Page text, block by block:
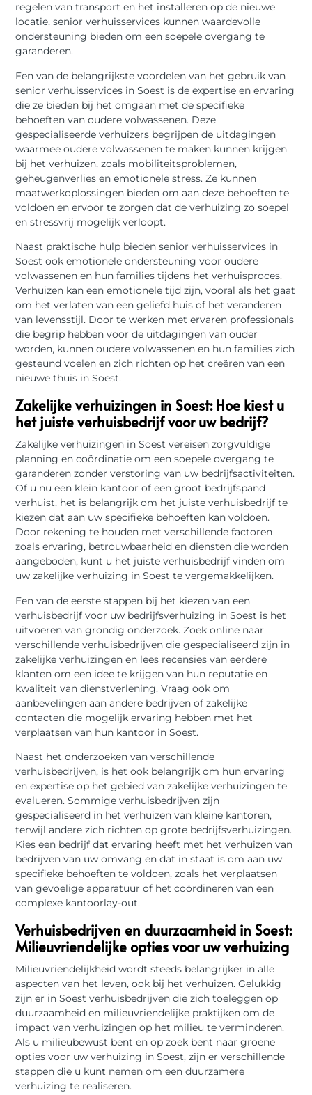
regelen van transport en het installeren op de nieuwe
locatie, senior verhuisservices kunnen waardevolle
ondersteuning bieden om een soepele overgang te
garanderen.
Een van de belangrijkste voordelen van het gebruik van
senior verhuisservices in Soest is de expertise en ervaring
die ze bieden bij het omgaan met de specifieke
behoeften van oudere volwassenen. Deze
gespecialiseerde verhuizers begrijpen de uitdagingen
waarmee oudere volwassenen te maken kunnen krijgen
bij het verhuizen, zoals mobiliteitsproblemen,
geheugenverlies en emotionele stress. Ze kunnen
maatwerkoplossingen bieden om aan deze behoeften te
voldoen en ervoor te zorgen dat de verhuizing zo soepel
en stressvrij mogelijk verloopt.
Naast praktische hulp bieden senior verhuisservices in
Soest ook emotionele ondersteuning voor oudere
volwassenen en hun families tijdens het verhuisproces.
Verhuizen kan een emotionele tijd zijn, vooral als het gaat
om het verlaten van een geliefd huis of het veranderen
van levensstijl. Door te werken met ervaren professionals
die begrip hebben voor de uitdagingen van ouder
worden, kunnen oudere volwassenen en hun families zich
gesteund voelen en zich richten op het creëren van een
nieuwe thuis in Soest.
Zakelijke verhuizingen in Soest: Hoe kiest u
het juiste verhuisbedrijf voor uw bedrijf?
Zakelijke verhuizingen in Soest vereisen zorgvuldige
planning en coördinatie om een soepele overgang te
garanderen zonder verstoring van uw bedrijfsactiviteiten.
Of u nu een klein kantoor of een groot bedrijfspand
verhuist, het is belangrijk om het juiste verhuisbedrijf te
kiezen dat aan uw specifieke behoeften kan voldoen.
Door rekening te houden met verschillende factoren
zoals ervaring, betrouwbaarheid en diensten die worden
aangeboden, kunt u het juiste verhuisbedrijf vinden om
uw zakelijke verhuizing in Soest te vergemakkelijken.
Een van de eerste stappen bij het kiezen van een
verhuisbedrijf voor uw bedrijfsverhuizing in Soest is het
uitvoeren van grondig onderzoek. Zoek online naar
verschillende verhuisbedrijven die gespecialiseerd zijn in
zakelijke verhuizingen en lees recensies van eerdere
klanten om een idee te krijgen van hun reputatie en
kwaliteit van dienstverlening. Vraag ook om
aanbevelingen aan andere bedrijven of zakelijke
contacten die mogelijk ervaring hebben met het
verplaatsen van hun kantoor in Soest.
Naast het onderzoeken van verschillende
verhuisbedrijven, is het ook belangrijk om hun ervaring
en expertise op het gebied van zakelijke verhuizingen te
evalueren. Sommige verhuisbedrijven zijn
gespecialiseerd in het verhuizen van kleine kantoren,
terwijl andere zich richten op grote bedrijfsverhuizingen.
Kies een bedrijf dat ervaring heeft met het verhuizen van
bedrijven van uw omvang en dat in staat is om aan uw
specifieke behoeften te voldoen, zoals het verplaatsen
van gevoelige apparatuur of het coördineren van een
complexe kantoorlay-out.
Verhuisbedrijven en duurzaamheid in Soest:
Milieuvriendelijke opties voor uw verhuizing
Milieuvriendelijkheid wordt steeds belangrijker in alle
aspecten van het leven, ook bij het verhuizen. Gelukkig
zijn er in Soest verhuisbedrijven die zich toeleggen op
duurzaamheid en milieuvriendelijke praktijken om de
impact van verhuizingen op het milieu te verminderen.
Als u milieubewust bent en op zoek bent naar groene
opties voor uw verhuizing in Soest, zijn er verschillende
stappen die u kunt nemen om een duurzamere
verhuizing te realiseren.